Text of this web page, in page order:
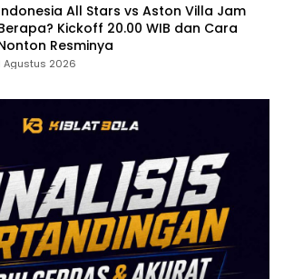
All Stars vs Aston Villa Jam
Kickoff 20.00 WIB dan Cara
Resminya
Agustus 2026